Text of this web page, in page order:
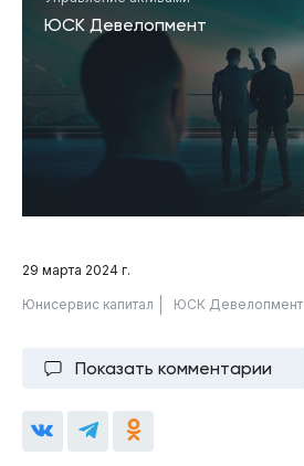
ЮСК Девелопмент
29 марта 2024 г.
Юнисервис капитал ЮСК Девелопмент
Показать комментарии